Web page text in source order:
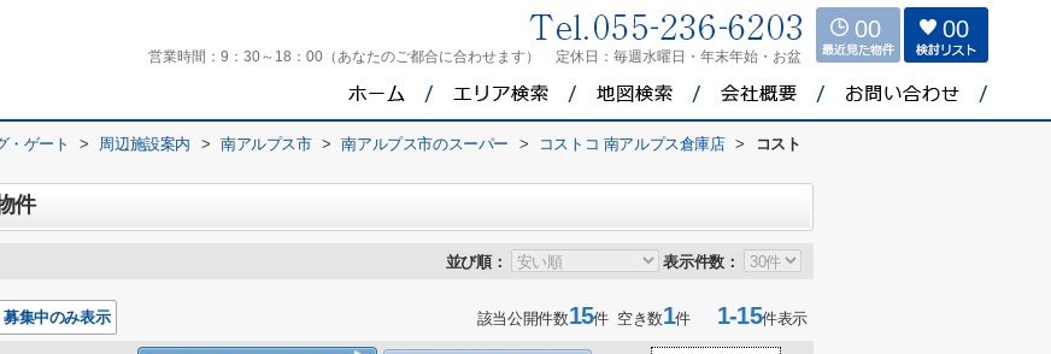
営業時間： 9：30～18：00（あなたのご都合に合わせます） 定休日： 毎週水曜日・年末年始・お盆
00 00
・ゲート > 周辺施設案内 > 南アルプス市 > 南アルプス市のスーパー > コストコ 南アルプス倉庫店 >
コスト
件
並び順： 表示件数：
募集中のみ表示 該当公開件数15件 空き数1件1-15件表示